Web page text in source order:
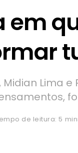
Lima
de leitura: 5